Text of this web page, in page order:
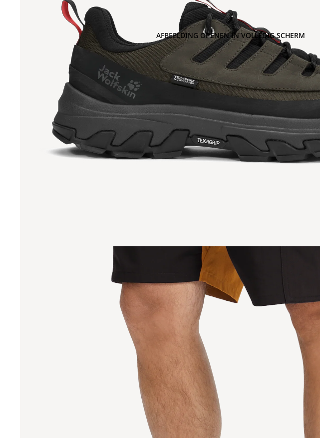
AFBEELDING OPENEN IN VOLLEDIG SCHERM